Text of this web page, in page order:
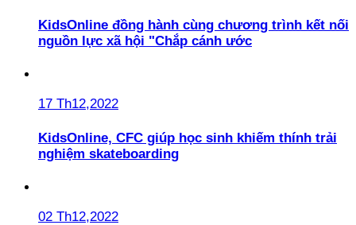
KidsOnline đồng hành cùng chương trình kết nối
nguồn lực xã hội "Chắp cánh ước
17 Th12,2022
KidsOnline, CFC giúp học sinh khiếm thính trải
nghiệm skateboarding
02 Th12,2022